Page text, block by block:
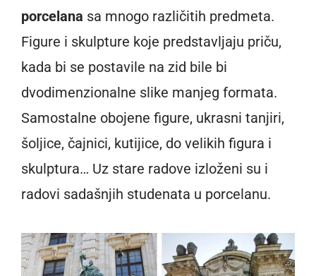
porcelana sa mnogo različitih predmeta.
Figure i skulpture koje predstavljaju priču,
kada bi se postavile na zid bile bi
dvodimenzionalne slike manjeg formata.
Samostalne obojene figure, ukrasni tanjiri,
šoljice, čajnici, kutijice, do velikih figura i
skulptura… Uz stare radove izloženi su i
radovi sadašnjih studenata u porcelanu.